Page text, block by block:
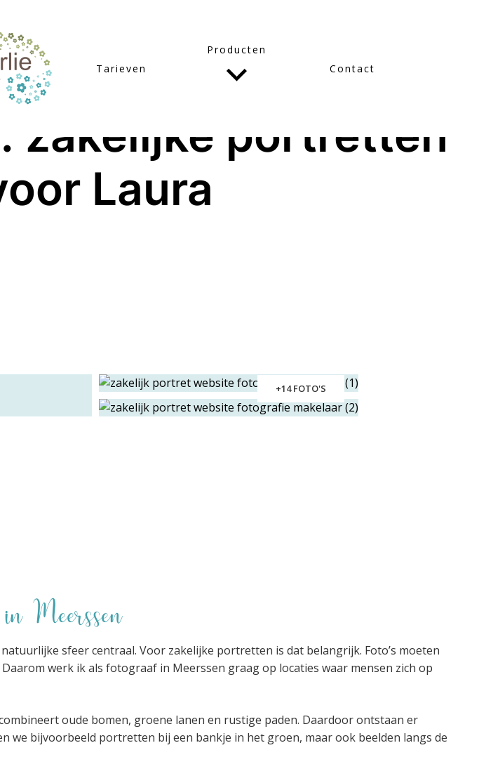
Tarieven
Producten
Contact
zakelijke portretten
Laura
+14 FOTO'S
Meerssen
sfeer centraal. Voor zakelijke portretten is dat belangrijk. Foto’s moeten
werk ik als fotograaf in Meerssen graag op locaties waar mensen zich op
oude bomen, groene lanen en rustige paden. Daardoor ontstaan er
we bijvoorbeeld portretten bij een bankje in het groen, maar ook beelden langs de